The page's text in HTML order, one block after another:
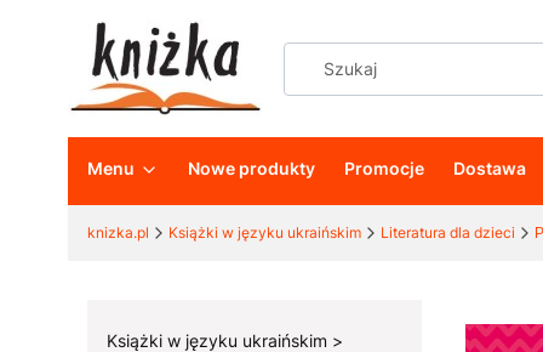
Menu Nowe produkty Promocje Dostawa
knizka.pl Książki w języku ukraińskim Literatura dla dzieci
Książki w języku ukraińskim